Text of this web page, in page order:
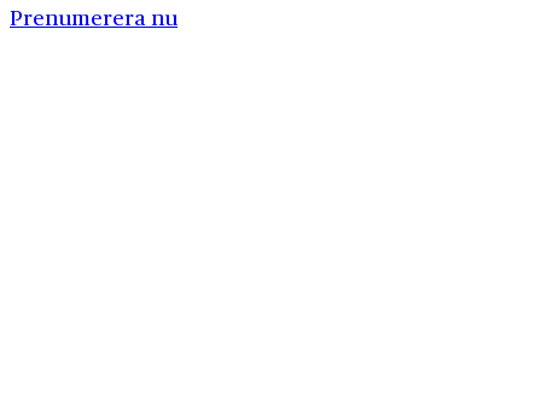
Prenumerera nu